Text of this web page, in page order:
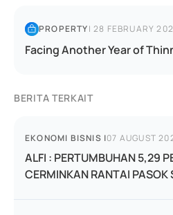
PROPERTY|28 FEBRUARY
Facing Another Year of
BERITA TERKAIT
EKONOMI BISNIS |07 AUGUST
ALFI : PERTUMBUHAN 5,29
CERMINKAN RANTAI PASOK